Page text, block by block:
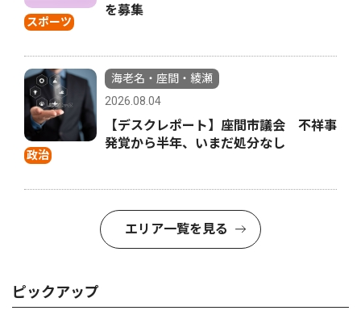
スポーツ
を募集
政治
海老名・座間・綾瀬
2026.08.04
【デスクレポート】座間市議会 不祥事
発覚から半年、いまだ処分なし
エリア一覧を見る
ピックアップ